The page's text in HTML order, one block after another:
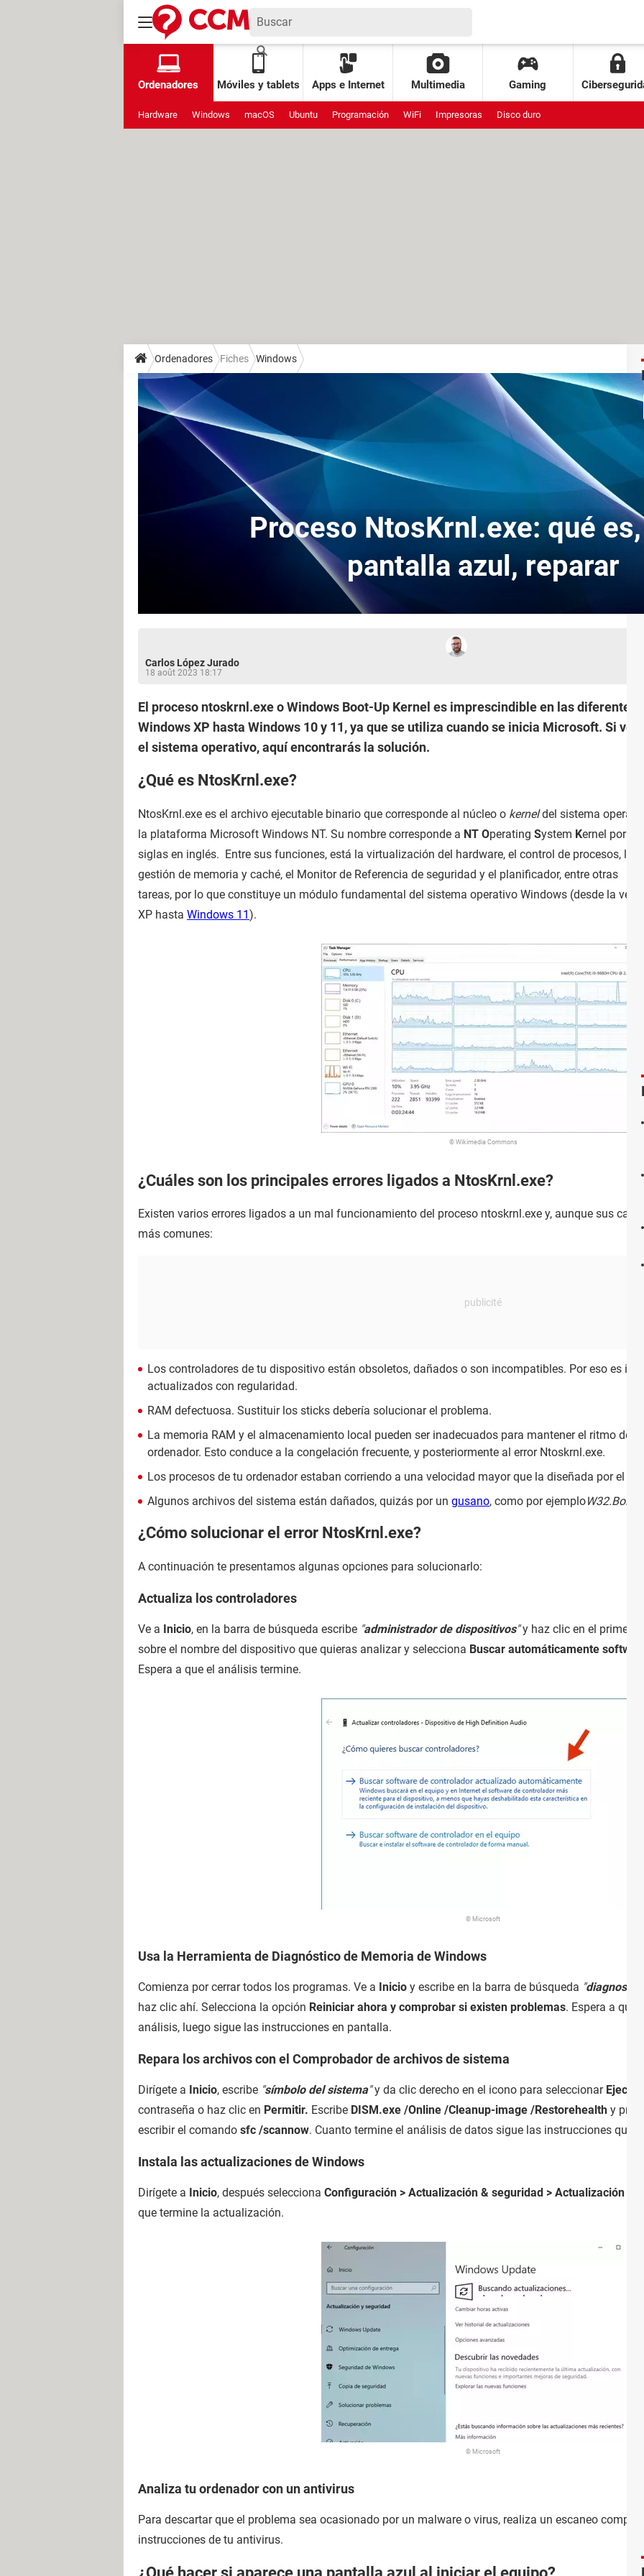
Ordenadores Móviles y tablets Apps e Internet Multimedia Gaming
Hardware Windows macOS Ubuntu Programación WiFi Impresoras Disco duro
Ordenadores Fiches Windows
Proceso NtosKrnl.exe: qué
pantalla azul, reparar
Carlos López Jurado
18 août 2023 18:17
El proceso ntoskrnl.exe o Windows Boot-Up Kernel es imprescindible en las diferentes
Windows XP hasta Windows 10 y 11, ya que se utiliza cuando se inicia Microsoft. Si ves
el sistema operativo, aquí encontrarás la solución.
¿Qué es NtosKrnl.exe?
NtosKrnl.exe es el archivo ejecutable binario que corresponde al núcleo o kerneldel sistema
la plataforma Microsoft Windows NT. Su nombre corresponde a NT Operating System Kernel por sus
siglas en inglés. Entre sus funciones, está la virtualización del hardware, el control de procesos, la
gestión de memoria y caché, el Monitor de Referencia de seguridad y el planificador, entre otras
tareas, por lo que constituye un módulo fundamental del sistema operativo Windows (desde la
XP hasta Windows 11).
© Wikimedia Commons
¿Cuáles son los principales errores ligados a NtosKrnl.exe?
Existen varios errores ligados a un mal funcionamiento del proceso ntoskrnl.exe y, aunque sus
más comunes:
Los controladores de tu dispositivo están obsoletos, dañados o son incompatibles. Por eso es
actualizados con regularidad.
RAM defectuosa. Sustituir los sticks debería solucionar el problema.
La memoria RAM y el almacenamiento local pueden ser inadecuados para mantener el ritmo de
ordenador. Esto conduce a la congelación frecuente, y posteriormente al error Ntoskrnl.exe.
Los procesos de tu ordenador estaban corriendo a una velocidad mayor que la diseñada por el
Algunos archivos del sistema están dañados, quizás por un gusano, como por ejemplo
¿Cómo solucionar el error NtosKrnl.exe?
A continuación te presentamos algunas opciones para solucionarlo:
Actualiza los controladores
Ve a Inicio, en la barra de búsqueda escribe "administrador de dispositivos" y haz clic en el primer
sobre el nombre del dispositivo que quieras analizar y selecciona Buscar automáticamente
Espera a que el análisis termine.
© Microsoft
Usa la Herramienta de Diagnóstico de Memoria de Windows
Comienza por cerrar todos los programas. Ve a Inicio y escribe en la barra de búsqueda "
haz clic ahí. Selecciona la opción Reiniciar ahora y comprobar si existen problemas. Espera a que
análisis, luego sigue las instrucciones en pantalla.
Repara los archivos con el Comprobador de archivos de sistema
Dirígete a Inicio, escribe "símbolo del sistema"y da clic derecho en el icono para seleccionar
contraseña o haz clic en Permitir. Escribe DISM.exe /Online /Cleanup-image /Restorehealth y
escribir el comando sfc /scannow. Cuanto termine el análisis de datos sigue las instrucciones que
Instala las actualizaciones de Windows
Dirígete a Inicio, después selecciona Configuración > Actualización & seguridad > Actualización de
que termine la actualización.
© Microsoft
Analiza tu ordenador con un antivirus
Para descartar que el problema sea ocasionado por un malware o virus, realiza un escaneo
instrucciones de tu antivirus.